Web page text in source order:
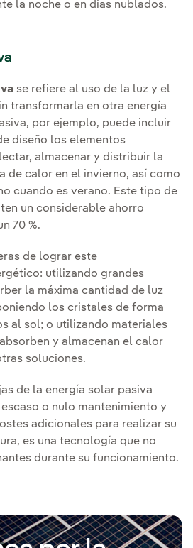
la noche o en días nublados.
se refiere al uso de la luz y el
transformarla en otra energía
por ejemplo, puede incluir
diseño los elementos
almacenar y distribuir la
de calor en el invierno, así como
cuando es verano. Este tipo de
un considerable ahorro
70 %.
de lograr este
utilizando grandes
la máxima cantidad de luz
los cristales de forma
al sol; o utilizando materiales
y almacenan el calor
soluciones.
de la energía solar pasiva
o nulo mantenimiento y
adicionales para realizar su
es una tecnología que no
durante su funcionamiento.